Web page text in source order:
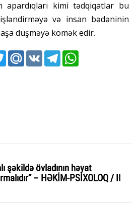
apardıqları kimi tədqiqatlar bu
və insan bədəninin
düşməyə kömək edir.
TwitterMail.RuVK Telegram
şəkildə övladının həyat
– HƏKİM-PSİXOLOQ / II